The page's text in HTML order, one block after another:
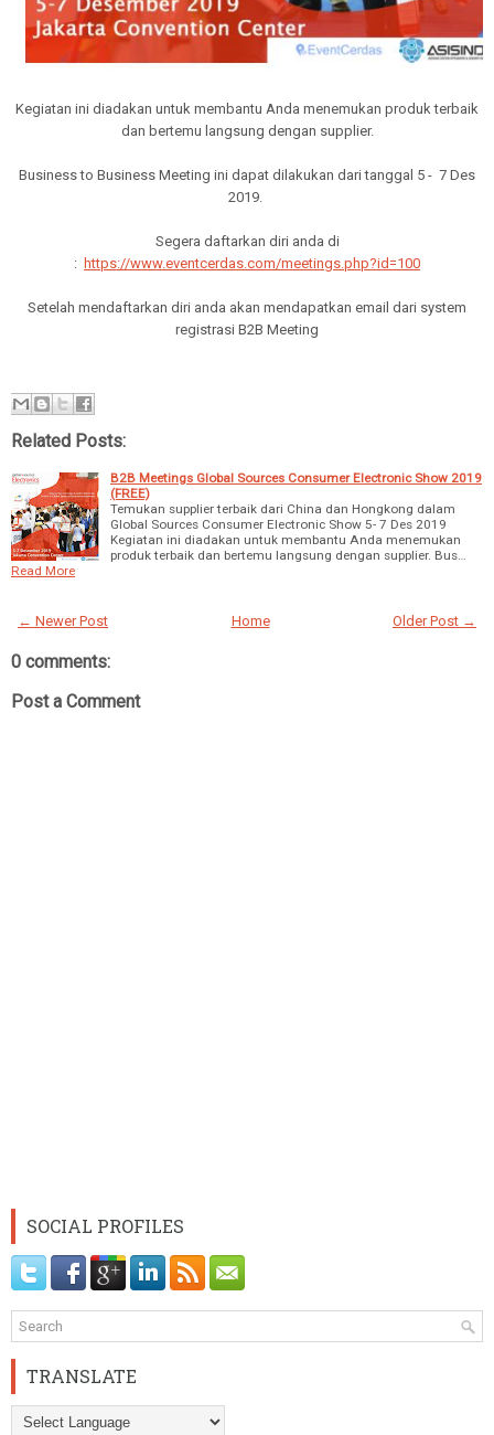
Kegiatan ini diadakan untuk membantu Anda menemukan produk terbaik
dan bertemu langsung dengan supplier.
Business to Business Meeting ini dapat dilakukan dari tanggal 5 - 7 Des
2019.
Segera daftarkan diri anda di
: https://www.eventcerdas.com/meetings.php?id=100
Setelah mendaftarkan diri anda akan mendapatkan email dari system
registrasi B2B Meeting
Related Posts:
B2B Meetings Global Sources Consumer Electronic Show 2019
(FREE)
Temukan supplier terbaik dari China dan Hongkong dalam
Global Sources Consumer Electronic Show 5- 7 Des 2019
Kegiatan ini diadakan untuk membantu Anda menemukan
produk terbaik dan bertemu langsung dengan supplier. Bus…
Read More
← Newer Post Older Post →
Home
0 comments:
Post a Comment
SOCIAL PROFILES
TRANSLATE